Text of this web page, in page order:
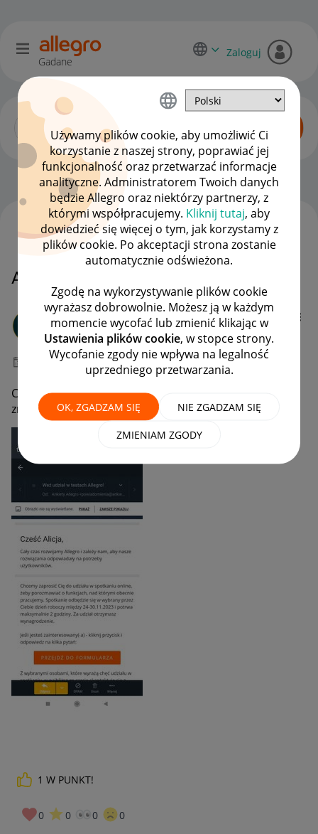
Używamy plików cookie, aby umożliwić Ci
korzystanie z naszej strony, poprawiać jej
funkcjonalność oraz przetwarzać informacje
analityczne. Administratorem Twoich danych
będzie Allegro oraz niektórzy partnerzy, z
którymi współpracujemy. Kliknij tutaj, aby
dowiedzieć się więcej o tym, jak korzystamy z
plików cookie. Po akceptacji strona zostanie
automatycznie odświeżona.
Zgodę na wykorzystywanie plików cookie
wyrażasz dobrowolnie. Możesz ją w każdym
momencie wycofać lub zmienić klikając w
Ustawienia plików cookie, w stopce strony.
Wycofanie zgody nie wpływa na legalność
uprzedniego przetwarzania.
OK, ZGADZAM SIĘ NIE ZGADZAM SIĘ
ZMIENIAM ZGODY
Gadane
Zaloguj
Dyskusje kupujących OPCJE
Ankieta
Saab1978
#7 Wielbiciel
‎18-11-2023 08:58
Czy ta ankieta (dostałam na maila) jest od Allegro? Czy
znowu jakiś scam?
1 W PUNKT!
0 0 0 0
WSZYSTKIE TEMATY